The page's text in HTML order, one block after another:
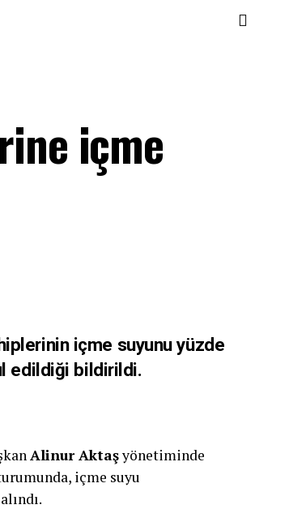
içme
içme suyunu yüzde
edildiği bildirildi.
Alinur Aktaşyönetiminde
içme suyu